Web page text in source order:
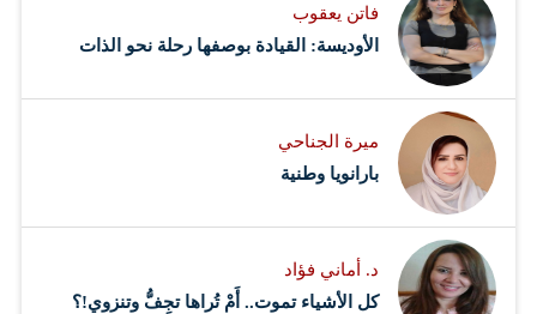
فاتن يعقوب
الأوديسة: القيادة بوصفها رحلة نحو الذات
ميرة الجناحي
بارانويا وطنية
د. أماني فؤاد
كل الأشياء تموت.. أَمْ تُراها تجِفُّ وتنزوي!؟